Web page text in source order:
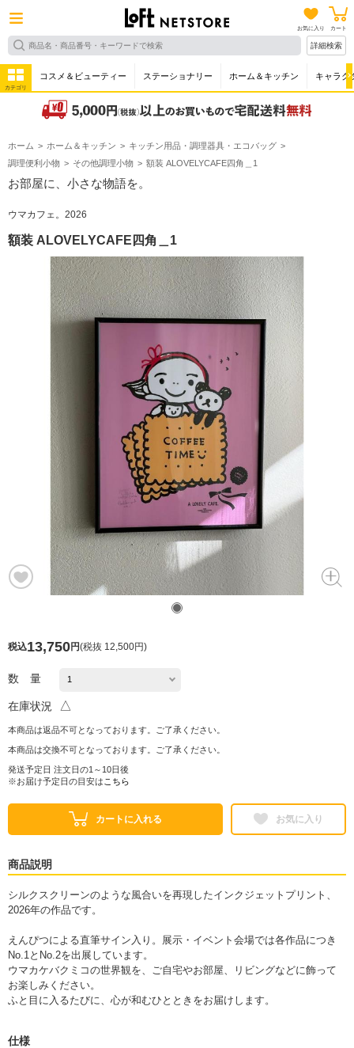
お気に入り カート
詳細検索
カテゴリ
コスメ＆ビューティー ステーショナリー ホーム＆キッチン キャラク
ホーム ホーム＆キッチン
キッチン用品・調理器具・エコバッグ
調理便利小物
その他調理小物 額装 ALOVELYCAFE四角＿1
お部屋に、小さな物語を。
ウマカフェ。2026
額装 ALOVELYCAFE四角＿1
税込13,750円(税抜 12,500円)
数 量
在庫状況 △
本商品は返品不可となっております。ご了承ください。
本商品は交換不可となっております。ご了承ください。
発送予定日 注文日の1～10日後
※お届け予定日の目安は こちら
カートに入れる お気に入り
商品説明
シルクスクリーンのような風合いを再現したインクジェットプリント、
2026年の作品です。
えんぴつによる直筆サイン入り。展示・イベント会場では各作品につき
No.1とNo.2を出展しています。
ウマカケバクミコの世界観を、ご自宅やお部屋、リビングなどに飾って
お楽しみください。
ふと目に入るたびに、心が和むひとときをお届けします。
仕様